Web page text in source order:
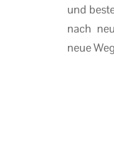
und
nach
neue